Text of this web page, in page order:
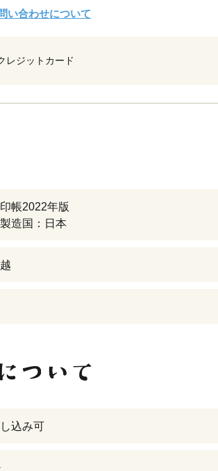
い合わせについて
レジットカード
帳2022年版
造国：日本
込み可